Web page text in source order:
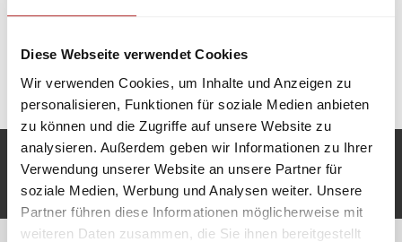
Diese Webseite verwendet Cookies
Wir verwenden Cookies, um Inhalte und Anzeigen zu
personalisieren, Funktionen für soziale Medien anbieten
zu können und die Zugriffe auf unsere Website zu
analysieren. Außerdem geben wir Informationen zu Ihrer
Verwendung unserer Website an unsere Partner für
soziale Medien, Werbung und Analysen weiter. Unsere
Partner führen diese Informationen möglicherweise mit
weiteren Daten zusammen, die Sie ihnen bereitgestellt
Grundsätzlich werden Gesteine in 3 Gesteinsklassen
gegliedert und zwar in magmatische Gesteine,
metamorphe Gesteine und Sedimentgesteine.
Unsere Zahlungsarten: